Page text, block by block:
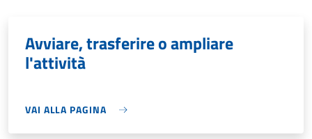
Avviare, trasferire o ampliare
l'attività
VAI ALLA PAGINA